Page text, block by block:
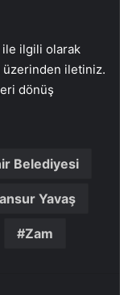
ile ilgili olarak
üzerinden iletiniz.
dönüş
Belediyesi
Yavaş
Zam